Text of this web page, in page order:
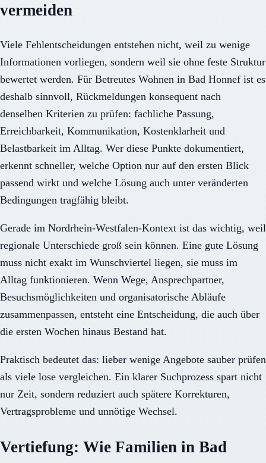
vermeiden
Viele Fehlentscheidungen entstehen nicht, weil zu wenige
Informationen vorliegen, sondern weil sie ohne feste Struktur
bewertet werden. Für Betreutes Wohnen in Bad Honnef ist es
deshalb sinnvoll, Rückmeldungen konsequent nach
denselben Kriterien zu prüfen: fachliche Passung,
Erreichbarkeit, Kommunikation, Kostenklarheit und
Belastbarkeit im Alltag. Wer diese Punkte dokumentiert,
erkennt schneller, welche Option nur auf den ersten Blick
passend wirkt und welche Lösung auch unter veränderten
Bedingungen tragfähig bleibt.
Gerade im Nordrhein-Westfalen-Kontext ist das wichtig, weil
regionale Unterschiede groß sein können. Eine gute Lösung
muss nicht exakt im Wunschviertel liegen, sie muss im
Alltag funktionieren. Wenn Wege, Ansprechpartner,
Besuchsmöglichkeiten und organisatorische Abläufe
zusammenpassen, entsteht eine Entscheidung, die auch über
die ersten Wochen hinaus Bestand hat.
Praktisch bedeutet das: lieber wenige Angebote sauber prüfen
als viele lose vergleichen. Ein klarer Suchprozess spart nicht
nur Zeit, sondern reduziert auch spätere Korrekturen,
Vertragsprobleme und unnötige Wechsel.
Vertiefung: Wie Familien in Bad